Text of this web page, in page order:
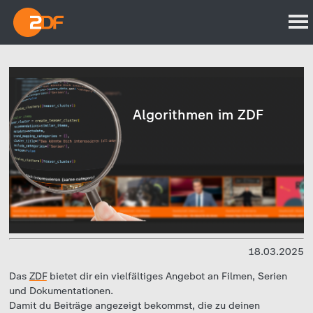
Algorithmen im ZDF
18.03.2025
Das ZDFbietet dir ein vielfältiges Angebot an Filmen, Serien
und Dokumentationen.
Damit du Beiträge angezeigt bekommst, die zu deinen